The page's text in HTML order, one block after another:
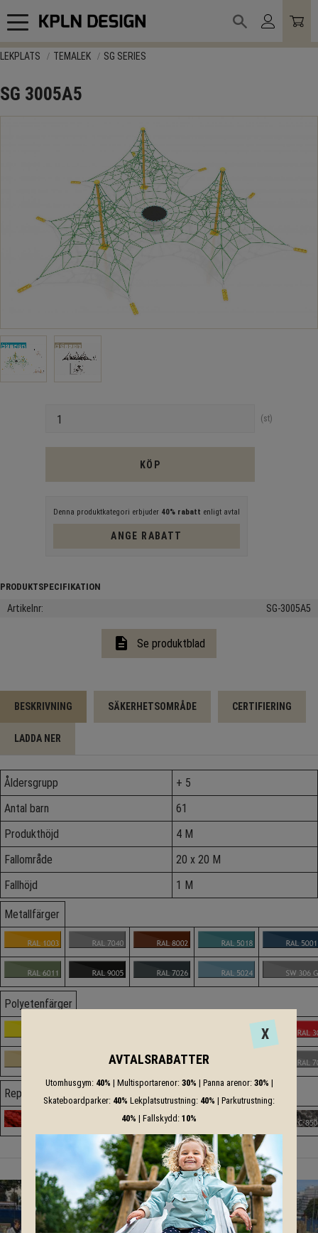
Meny
LEKPLATS TEMALEK SG SERIES
SG 3005A5
st
KÖP
Denna produktkategori erbjuder 40% rabatt enligt avtal
ANGE RABATT
Artikelnr SG-3005A5
description Se produktblad
BESKRIVNING SÄKERHETSOMRÅDE CERTIFIERING
LADDA NER
Åldersgrupp
+ 5
Antal barn
61
Produkthöjd
4 M
Fallområde
20 x 20 M
Fallhöjd
1 M
Metallfärger
Polyetenfärger
Repfärger
X
AVTALSRABATTER
Utomhusgym: 40% | Multisportarenor: 30% | Panna arenor: 30% |
Skateboardparker: 40% Lekplatsutrustning: 40% | Parkutrustning:
40% | Fallskydd: 10%